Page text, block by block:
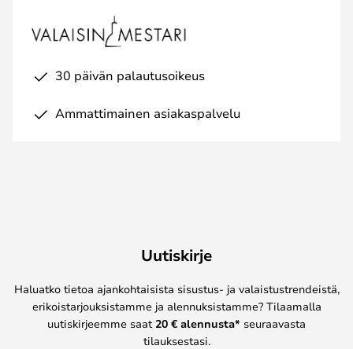
30 päivän palautusoikeus
Ammattimainen asiakaspalvelu
Uutiskirje
Haluatko tietoa ajankohtaisista sisustus- ja valaistustrendeistä,
erikoistarjouksistamme ja alennuksistamme? Tilaamalla
uutiskirjeemme saat 20 € alennusta* seuraavasta
tilauksestasi.